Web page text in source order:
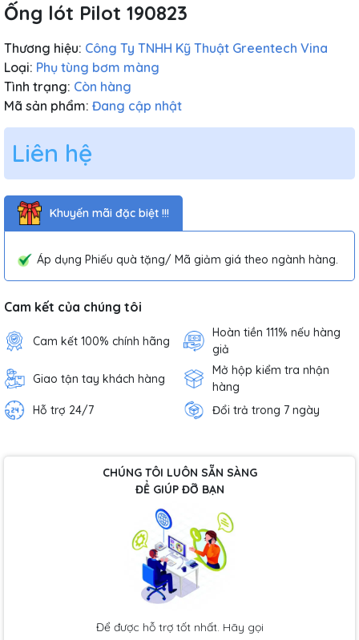
Ống lót Pilot 190823
Thương hiệu: Công Ty TNHH Kỹ Thuật Greentech Vina
Loại: Phụ tùng bơm màng
Tình trạng: Còn hàng
Mã sản phẩm: Đang cập nhật
Liên hệ
Khuyến mãi đặc biệt !!!
Áp dụng Phiếu quà tặng/ Mã giảm giá theo ngành hàng.
Cam kết của chúng tôi
Cam kết 100% chính hãng
Hoàn tiền 111% nếu hàng
giả
Giao tận tay khách hàng
Mở hộp kiểm tra nhận
hàng
Hỗ trợ 24/7
Đổi trả trong 7 ngày
CHÚNG TÔI LUÔN SẴN SÀNG
ĐỂ GIÚP ĐỠ BẠN
Để được hỗ trợ tốt nhất. Hãy gọi